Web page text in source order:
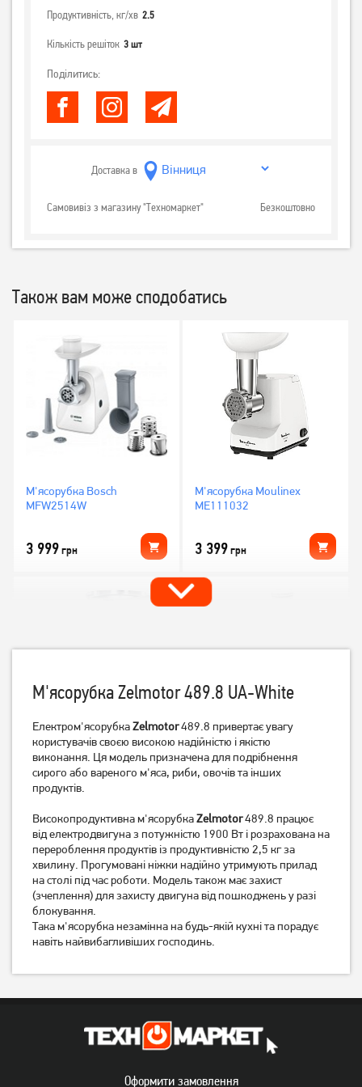
Продуктивність, кг/хв 2.5
Кількість решіток 3 шт
Поділитись:
Доставка в
Самовивіз з магазину "Техномаркет" Безкоштовно
Також вам може сподобатись
М'ясорубка Bosch
MFW2514W
3 999грн
М'ясорубка Moulinex
ME111032
3 399грн
М'ясорубка Mystery MGM-
3100
М'ясорубка Bosch
MFW2515W
М'ясорубка Zelmotor 489.8 UA-White
Електром'ясорубкаZelmotor489.8 привертає увагу
користувачів своєю високою надійністю і якістю
виконання. Ця модель призначена для подрібнення
сирого або вареного м'яса, риби, овочів та інших
продуктів.
Високопродуктивна м'ясорубкаZelmotor489.8 працює
від електродвигуна з потужністю 1900 Вт і розрахована на
перероблення продуктів із продуктивністю 2,5 кг за
хвилину. Прогумовані ніжки надійно утримують прилад
на столі під час роботи. Модель також має захист
(зчеплення) для захисту двигуна від пошкоджень у разі
блокування.
Така м'ясорубка незамінна на будь-якій кухні та порадує
навіть найвибагливіших господинь.
Оформити замовлення